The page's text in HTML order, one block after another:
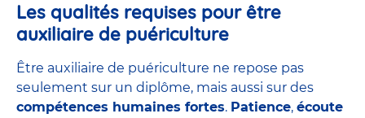
Les qualités requises pour être
auxiliaire de puériculture
Être auxiliaire de puériculture ne repose pas
seulement sur un diplôme, mais aussi sur des
compétences humaines fortes. Patience, écoute